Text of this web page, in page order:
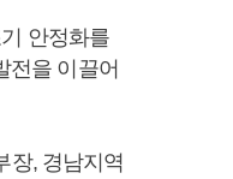
안정화를
전을 이끌어
장, 경남지역